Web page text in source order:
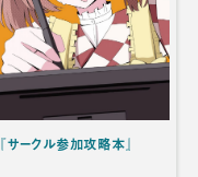
サークル参加攻略本』